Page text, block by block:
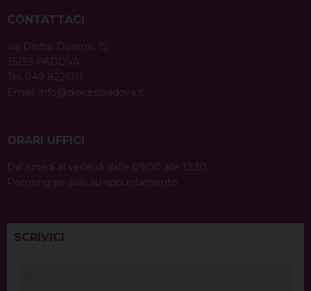
CONTATTACI
via Dietro Duomo, 15
35139 PADOVA
Tel. 049 8226111
Email: info@diocesipadova.it
ORARI UFFICI
Dal lunedì al venerdì dalle 09:00 alle 12:30.
Pomeriggio solo su appuntamento.
SCRIVICI